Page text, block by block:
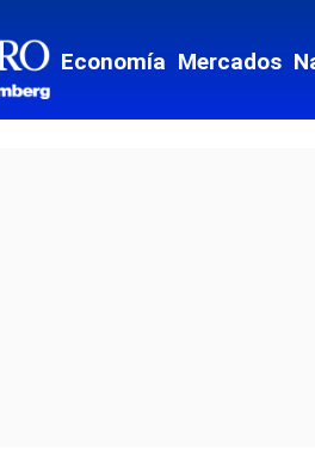
Economía Mercados
Email
Facebook
Twitter
LinkedIn
global.social-whatsapp